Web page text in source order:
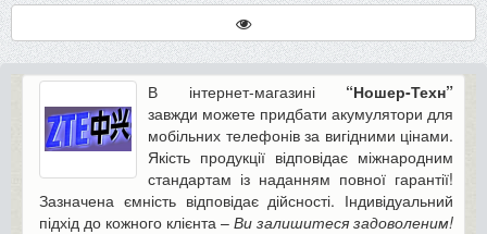
В інтернет-магазині “Ношер-Техн”
завжди можете придбати акумулятори для
мобільних телефонів за вигідними цінами.
Якість продукції відповідає міжнародним
стандартам із наданням повної гарантії!
Зазначена ємність відповідає дійсності. Індивідуальний
підхід до кожного клієнта – Ви залишитеся задоволеним!